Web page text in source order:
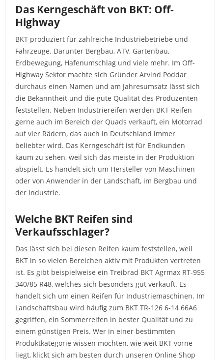
Das Kerngeschäft von BKT: Off-
Highway
BKT produziert für zahlreiche Industriebetriebe und
Fahrzeuge. Darunter Bergbau, ATV, Gartenbau,
Erdbewegung, Hafenumschlag und viele mehr. Im Off-
Highway Sektor machte sich Gründer Arvind Poddar
durchaus einen Namen und am Jahresumsatz lässt sich
die Bekanntheit und die gute Qualität des Produzenten
feststellen. Neben Industriereifen werden BKT Reifen
gerne auch im Bereich der Quads verkauft, ein Motorrad
auf vier Rädern, das auch in Deutschland immer
beliebter wird. Das Kerngeschäft ist für Endkunden
kaum zu sehen, weil sich das meiste in der Produktion
abspielt. Es handelt sich um Hersteller von Maschinen
oder von Anwender in der Landschaft, im Bergbau und
der Industrie.
Welche BKT Reifen sind
Verkaufsschlager?
Das lässt sich bei diesen Reifen kaum feststellen, weil
BKT in so vielen Bereichen aktiv mit Produkten vertreten
ist. Es gibt beispielweise ein Treibrad BKT Agrmax RT-955
340/85 R48, welches sich besonders gut verkauft. Es
handelt sich um einen Reifen für Industriemaschinen. Im
Landschaftsbau wird häufig zum BKT TR-126 6-14 66A6
gegriffen, ein Sommerreifen in bester Qualität und zu
einem günstigen Preis. Wer in einer bestimmten
Produktkategorie wissen möchten, wie weit BKT vorne
liegt, klickt sich am besten durch unseren Online Shop